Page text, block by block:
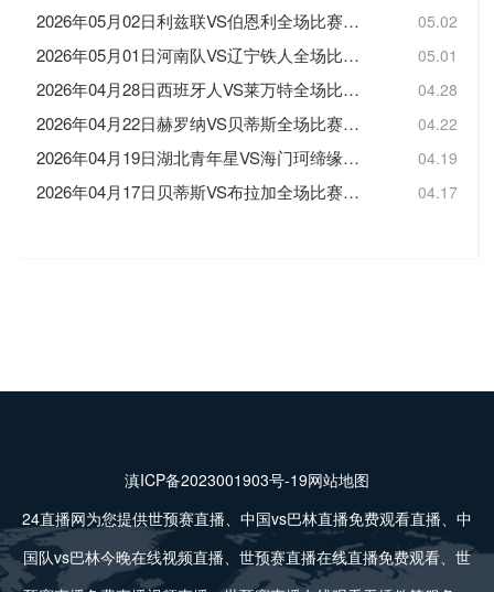
2026年05月02日利兹联VS伯恩利全场比赛录像回放 05.02
2026年05月01日河南队VS辽宁铁人全场比赛录像回放 05.01
2026年04月28日西班牙人VS莱万特全场比赛录像回放 04.28
2026年04月22日赫罗纳VS贝蒂斯全场比赛录像回放 04.22
2026年04月19日湖北青年星VS海门珂缔缘全场比赛录像回放 04.19
2026年04月17日贝蒂斯VS布拉加全场比赛录像回放 04.17
滇ICP备2023001903号-19网站地图
24直播网为您提供世预赛直播、中国vs巴林直播免费观看直播、中
国队vs巴林今晚在线视频直播、世预赛直播在线直播免费观看、世